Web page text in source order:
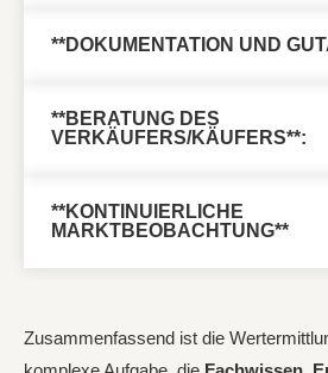
**DOKUMENTATION UND
**BERATUNG DES
VERKÄUFERS/KÄUFERS**:
**KONTINUIERLICHE
MARKTBEOBACHTUNG**
Zusammenfassend ist die